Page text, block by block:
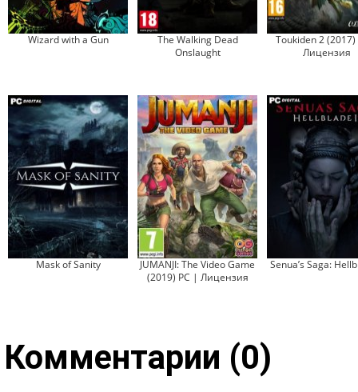
Wizard with a Gun
The Walking Dead
Onslaught
Toukiden 2
Лицензия
Mask of Sanity
JUMANJI: The Video Game
(2019) PC | Лицензия
Senua’s Saga:
Комментарии (0)